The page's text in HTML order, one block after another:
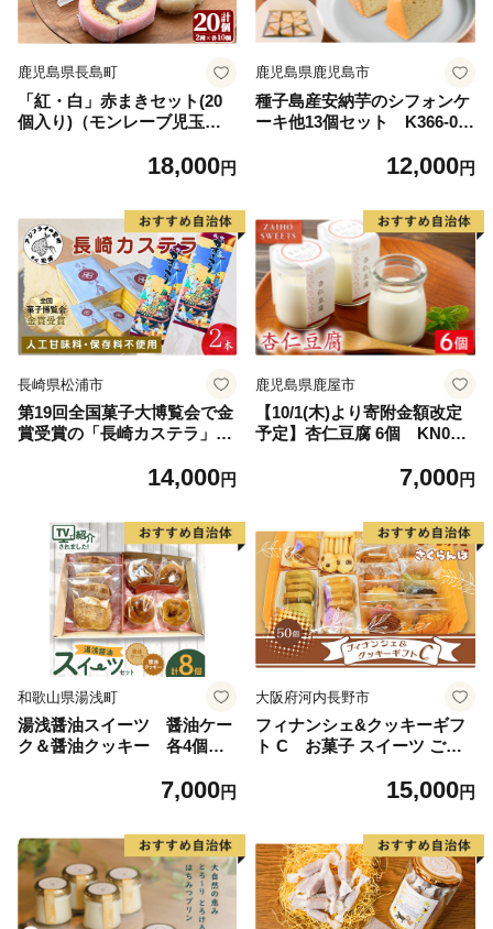
鹿児島県長島町
「紅・白」赤まきセット(20
個入り)（モンレーブ児玉）_
18,000円
鹿児島県鹿児島市
種子島産安納芋のシフォンケ
ーキ他13個セット K366-00
12,000円
長崎県松浦市
第19回全国菓子大博覧会で金
賞受賞の「長崎カステラ」2
おやつ カステラ 2本 長崎 お
14,000円
鹿児島県鹿屋市
【10/1(木)より寄附金額改定
予定】杏仁豆腐 6個 KN021-
7,000円
和歌山県湯浅町
湯浅醤油スイーツ 醤油ケー
ク＆醤油クッキー 各4個入
7,000円
大阪府河内長野市
フィナンシェ&クッキーギフ
ト C お菓子 スイーツ ご褒
やつ おいしい 人気 おすすめ
15,000円